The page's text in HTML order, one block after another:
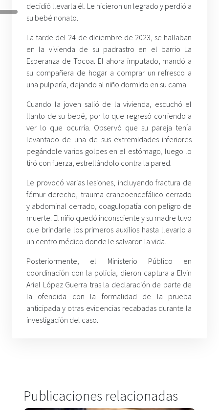
decidió llevarla él. Le hicieron un legrado y perdió a
su bebé nonato.
La tarde del 24 de diciembre de 2023, se hallaban
en la vivienda de su padrastro en el barrio La
Esperanza de Tocoa. El ahora imputado, mandó a
su compañera de hogar a comprar un refresco a
una pulpería, dejando al niño dormido en su cama.
Cuando la joven salió de la vivienda, escuchó el
llanto de su bebé, por lo que regresó corriendo a
ver lo que ocurría. Observó que su pareja tenía
levantado de una de sus extremidades inferiores
pegándole varios golpes en el estómago, luego lo
tiró con fuerza, estrellándolo contra la pared.
Le provocó varias lesiones, incluyendo fractura de
fémur derecho, trauma craneoencefálico cerrado
y abdominal cerrado, coagulopatía con peligro de
muerte. El niño quedó inconsciente y su madre tuvo
que brindarle los primeros auxilios hasta llevarlo a
un centro médico donde le salvaron la vida.
Posteriormente, el Ministerio Público en
coordinación con la policía, dieron captura a Elvin
Ariel López Guerra tras la declaración de parte de
la ofendida con la formalidad de la prueba
anticipada y otras evidencias recabadas durante la
investigación del caso.
Publicaciones relacionadas